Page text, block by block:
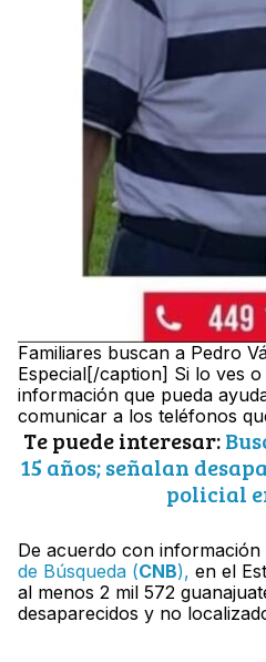
Familiares buscan a Pedro
Especial[/caption] Si lo ves
información que pueda
comunicar a los teléfonos
Te puede interesar:
15 años; señalan
policial
De acuerdo con información
de Búsqueda (CNB), en el
al menos 2 mil 572
desaparecidos y no